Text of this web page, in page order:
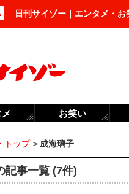
日刊サイゾー｜エンタメ・
トップ> 成海璃子
記事一覧 (7件)
お笑い